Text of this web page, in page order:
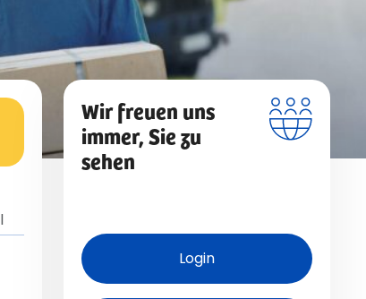
Wir freuen uns
immer, Sie zu
sehen
Login